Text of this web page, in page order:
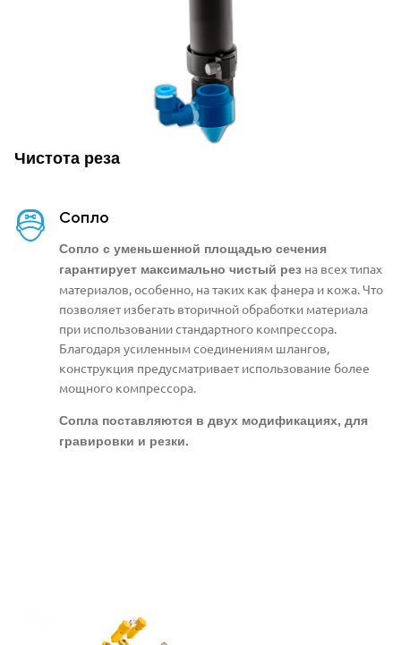
Чистота реза
Сопло
Сопло с уменьшенной площадью сечения
гарантирует максимально чистый рез на всех типах
материалов, особенно, на таких как фанера и кожа. Что
позволяет избегать вторичной обработки материала
при использовании стандартного компрессора.
Благодаря усиленным соединениям шлангов,
конструкция предусматривает использование более
мощного компрессора.
Сопла поставляются в двух модификациях, для
гравировки и резки.